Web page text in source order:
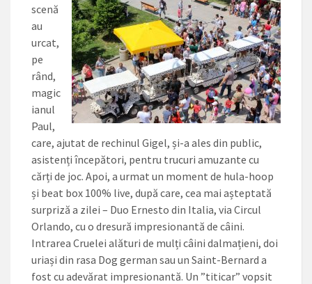
scenă
au
urcat,
pe
rând,
magic
ianul
Paul,
care, ajutat de rechinul Gigel, și-a ales din public,
asistenți începători, pentru trucuri amuzante cu
cărți de joc. Apoi, a urmat un moment de hula-hoop
și beat box 100% live, după care, cea mai așteptată
surpriză a zilei – Duo Ernesto din Italia, via Circul
Orlando, cu o dresură impresionantă de câini.
Intrarea Cruelei alături de mulți câini dalmațieni, doi
uriași din rasa Dog german sau un Saint-Bernard a
fost cu adevărat impresionantă. Un ”titicar” vopsit